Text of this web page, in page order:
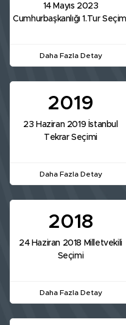
14 Mayıs 2023
Cumhurbaşkanlığı 1.Tur
Daha Fazla Detay
2019
23 Haziran 2019 İstanbul
Tekrar Seçimi
Daha Fazla Detay
2018
24 Haziran 2018 Milletvekili
Seçimi
Daha Fazla Detay